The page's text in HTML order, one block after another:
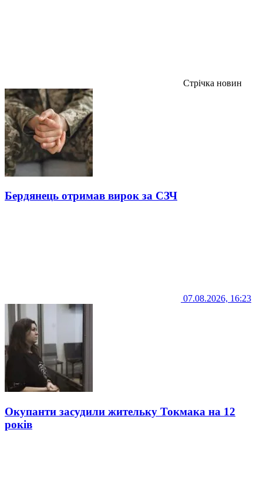
Стрічка новин
Бердянець отримав вирок за СЗЧ
07.08.2026, 16:23
Окупанти засудили жительку Токмака на 12
років